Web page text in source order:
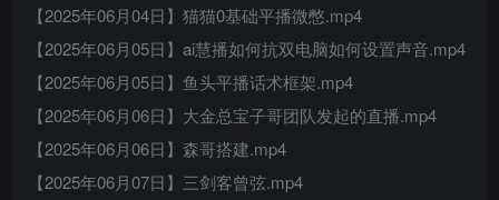
【2025年06月04日】猫猫0基础平播微憋.mp4
【2025年06月05日】ai慧播如何抗双电脑如何设置声音.mp4
【2025年06月05日】鱼头平播话术框架.mp4
【2025年06月06日】大金总宝子哥团队发起的直播.mp4
【2025年06月06日】森哥搭建.mp4
【2025年06月07日】三剑客曾弦.mp4